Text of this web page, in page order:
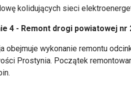
kolidujących sieci
4 - Remont drogi powiatowej
obejmuje wykonanie remontu
Prostynia. Początek